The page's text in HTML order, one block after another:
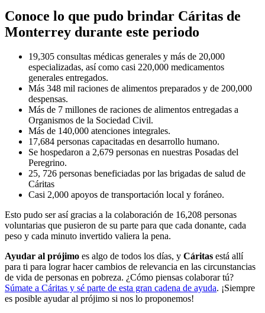
Conoce lo que pudo brindar Cáritas de
Monterrey durante este periodo
19,305 consultas médicas generales y más de 20,000
especializadas, así como casi 220,000 medicamentos
generales entregados.
Más 348 mil raciones de alimentos preparados y de 200,000
despensas.
Más de 7 millones de raciones de alimentos entregadas a
Organismos de la Sociedad Civil.
Más de 140,000 atenciones integrales.
17,684 personas capacitadas en desarrollo humano.
Se hospedaron a 2,679 personas en nuestras Posadas del
Peregrino.
25, 726 personas beneficiadas por las brigadas de salud de
Cáritas
Casi 2,000 apoyos de transportación local y foráneo.
Esto pudo ser así gracias a la colaboración de 16,208 personas
voluntarias que pusieron de su parte para que cada donante, cada
peso y cada minuto invertido valiera la pena.
Ayudar al prójimo es algo de todos los días, y Cáritas está allí
para ti para lograr hacer cambios de relevancia en las circunstancias
de vida de personas en pobreza. ¿Cómo piensas colaborar tú?
Súmate a Cáritas y sé parte de esta gran cadena de ayuda. ¡Siempre
es posible ayudar al prójimo si nos lo proponemos!